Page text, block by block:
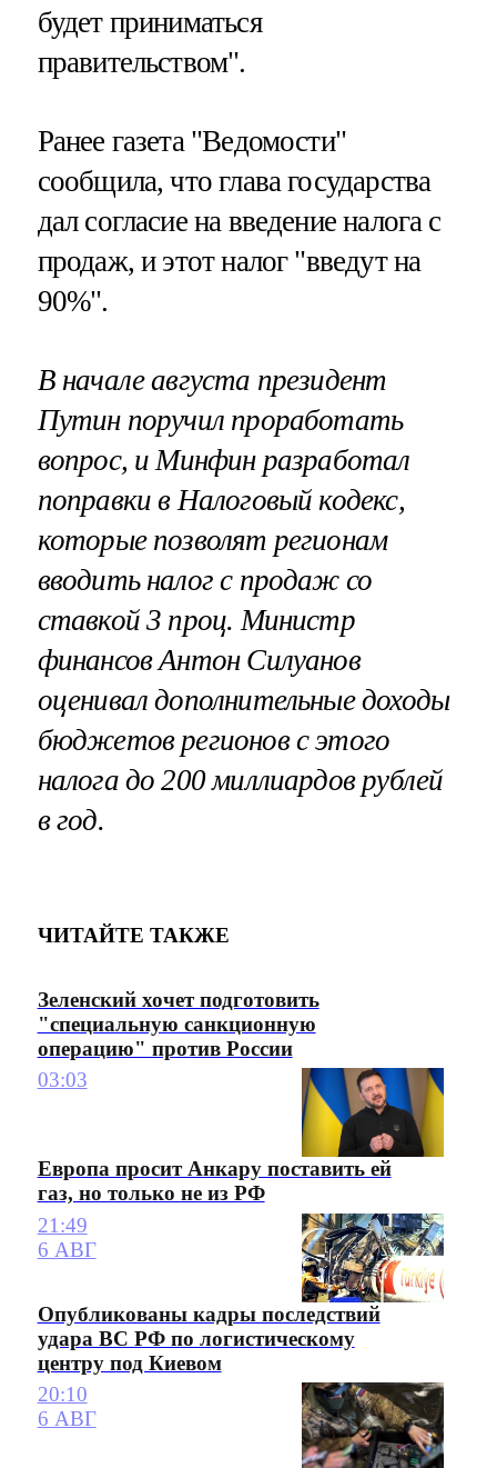
будет приниматься
правительством".
Ранее газета "Ведомости"
сообщила, что глава государства
дал согласие на введение налога с
продаж, и этот налог "введут на
90%".
В начале августа президент
Путин поручил проработать
вопрос, и Минфин разработал
поправки в Налоговый кодекс,
которые позволят регионам
вводить налог с продаж со
ставкой 3 проц. Министр
финансов Антон Силуанов
оценивал дополнительные доходы
бюджетов регионов с этого
налога до 200 миллиардов рублей
в год.
ЧИТАЙТЕ ТАКЖЕ
Зеленский хочет подготовить
"специальную санкционную
операцию" против России
03:03
Европа просит Анкару поставить ей
газ, но только не из РФ
21:49
6 АВГ
Опубликованы кадры последствий
удара ВС РФ по логистическому
центру под Киевом
20:10
6 АВГ